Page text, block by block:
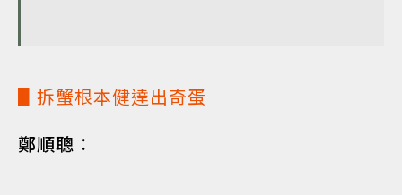
▋拆蟹根本健達出奇蛋
鄭順聰：